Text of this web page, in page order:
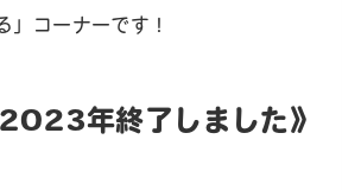
」コーナーです！
年終了しました》